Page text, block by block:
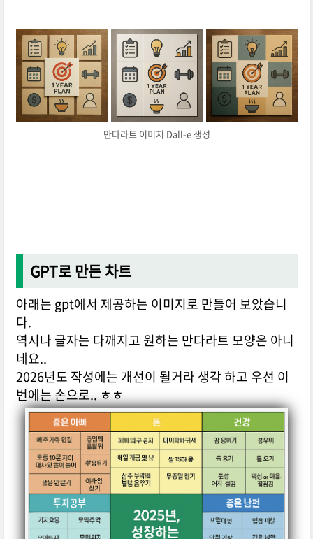
만다라트 이미지 Dall-e 생성
GPT로 만든 차트
아래는 gpt에서 제공하는 이미지로 만들어 보았습니
다.
역시나 글자는 다깨지고 원하는 만다라트 모양은 아니
네요..
2026년도 작성에는 개선이 될거라 생각 하고 우선 이
번에는 손으로.. ㅎㅎ